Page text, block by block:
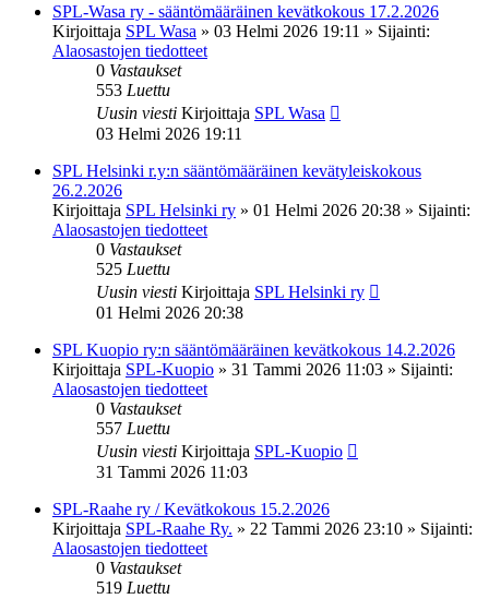
SPL-Wasa ry - sääntömääräinen kevätkokous 17.2.2026
Kirjoittaja SPL Wasa » 03 Helmi 2026 19:11 » Sijainti:
Alaosastojen tiedotteet
0 Vastaukset
553 Luettu
Uusin viesti Kirjoittaja SPL Wasa
03 Helmi 2026 19:11
SPL Helsinki r.y:n sääntömääräinen kevätyleiskokous
26.2.2026
Kirjoittaja SPL Helsinki ry » 01 Helmi 2026 20:38 » Sijainti:
Alaosastojen tiedotteet
0 Vastaukset
525 Luettu
Uusin viesti Kirjoittaja SPL Helsinki ry
01 Helmi 2026 20:38
SPL Kuopio ry:n sääntömääräinen kevätkokous 14.2.2026
Kirjoittaja SPL-Kuopio » 31 Tammi 2026 11:03 » Sijainti:
Alaosastojen tiedotteet
0 Vastaukset
557 Luettu
Uusin viesti Kirjoittaja SPL-Kuopio
31 Tammi 2026 11:03
SPL-Raahe ry / Kevätkokous 15.2.2026
Kirjoittaja SPL-Raahe Ry. » 22 Tammi 2026 23:10 » Sijainti:
Alaosastojen tiedotteet
0 Vastaukset
519 Luettu